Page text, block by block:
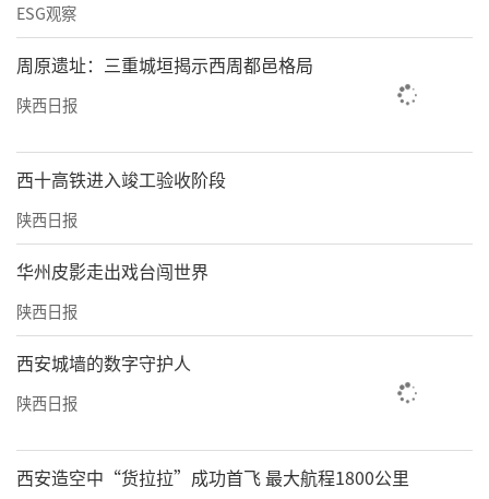
ESG观察
周原遗址：三重城垣揭示西周都邑格局
陕西日报
西十高铁进入竣工验收阶段
陕西日报
华州皮影走出戏台闯世界
陕西日报
西安城墙的数字守护人
陕西日报
西安造空中“货拉拉”成功首飞 最大航程1800公里